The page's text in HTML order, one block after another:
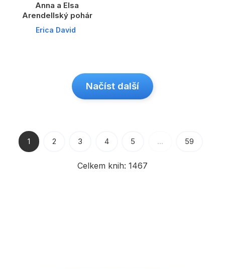
Anna a Elsa
Arendellský pohár
Erica David
Načíst další
Celkem knih: 1467
1 2 3 4 5 … 59